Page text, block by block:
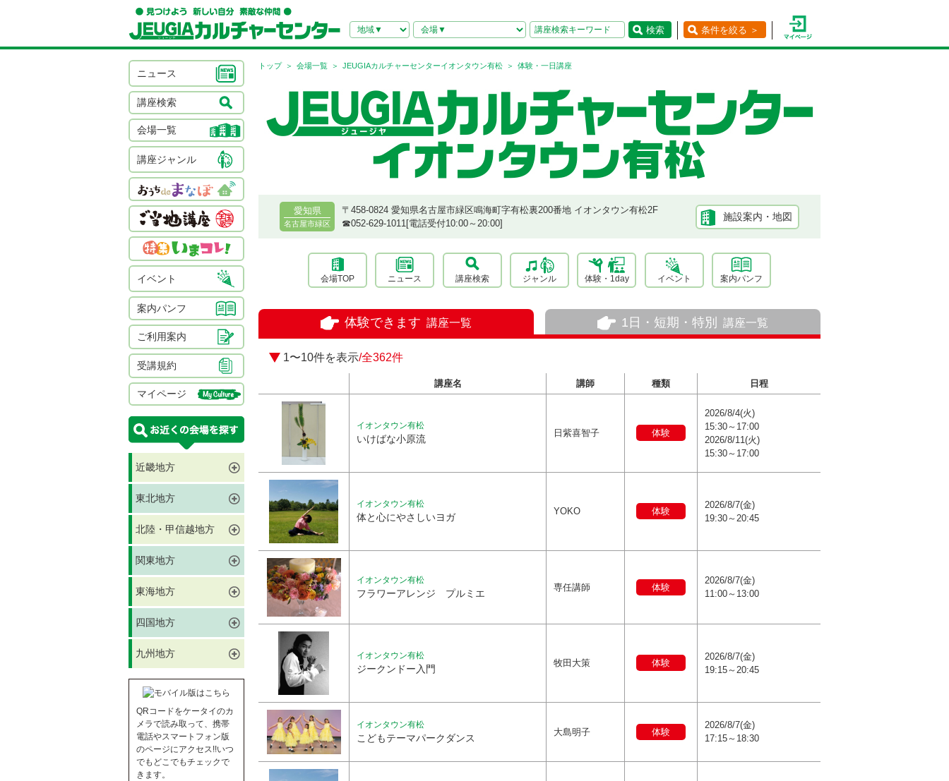
検索 条件を絞る ＞
ニュース
講座検索
会場一覧
講座ジャンル
イベント
案内パンフ
ご利用案内
受講規約
マイページ
近畿地方
東北地方
北陸・甲信越地方
関東地方
東海地方
四国地方
九州地方
QRコードをケータイのカ
メラで読み取って、携帯
電話やスマートフォン版
のページにアクセス!!いつ
でもどこでもチェックで
きます。
トップ 会場一覧 JEUGIAカルチャーセンターイオンタウン有松 体験・一日講座
愛知県
名古屋市緑区
〒458-0824 愛知県名古屋市緑区鳴海町字有松裏200番地 イオンタウン有松2F
☎︎052-629-1011[電話受付10:00～20:00]
施設案内・地図
会場TOP ニュース 講座検索 ジャンル 体験・1day イベント 案内パンフ
体験できます 講座一覧 1日・短期・特別 講座一覧
1〜10件を表示/全362件
講座名 講師 種類 日程
イオンタウン有松
いけばな小原流
日紫喜智子 体験
2026/8/4(火)
15:30～17:00
2026/8/11(火)
15:30～17:00
イオンタウン有松
体と心にやさしいヨガ
YOKO 体験
2026/8/7(金)
19:30～20:45
イオンタウン有松
フラワーアレンジ プルミエ
専任講師 体験
2026/8/7(金)
11:00～13:00
イオンタウン有松
ジークンドー入門
牧田大策 体験
2026/8/7(金)
19:15～20:45
イオンタウン有松
こどもテーマパークダンス
大島明子 体験
2026/8/7(金)
17:15～18:30